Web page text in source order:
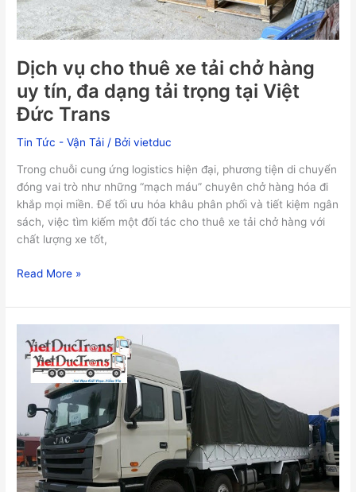
Dịch vụ cho thuê xe tải chở hàng
uy tín, đa dạng tải trọng tại Việt
Đức Trans
Tin Tức - Vận Tải / Bởivietduc
Trong chuỗi cung ứng logistics hiện đại, phương tiện di chuyển
đóng vai trò như những “mạch máu” chuyên chở hàng hóa đi
khắp mọi miền. Để tối ưu hóa khâu phân phối và tiết kiệm ngân
sách, việc tìm kiếm một đối tác cho thuê xe tải chở hàng với
chất lượng xe tốt,
Read More »
vận
chuyển
hàng
hóa
uy
tín,
an